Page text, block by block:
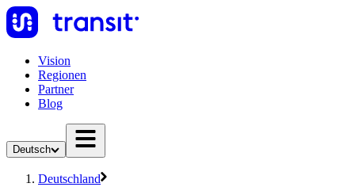
Vision
Regionen
Partner
Blog
Deutsch
Deutschland